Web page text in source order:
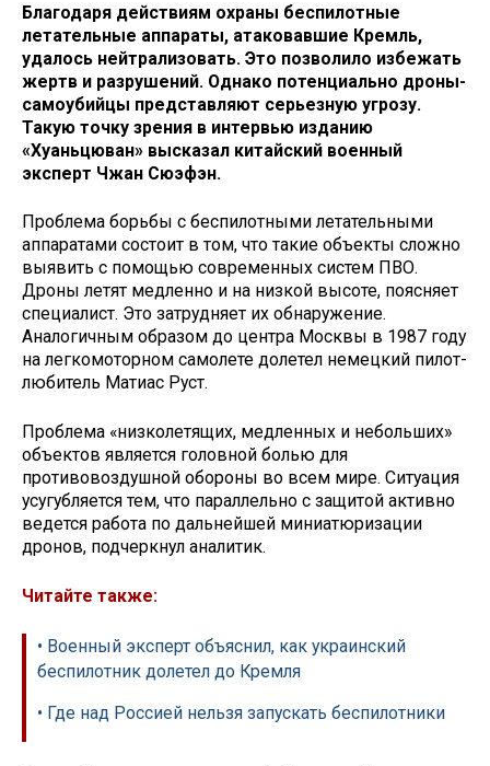
Благодаря действиям охраны беспилотные
летательные аппараты, атаковавшие Кремль,
удалось нейтрализовать. Это позволило избежать
жертв и разрушений. Однако потенциально дроны-
самоубийцы представляют серьезную угрозу.
Такую точку зрения в интервью изданию
«Хуаньцюван» высказал китайский военный
эксперт Чжан Сюэфэн.
Проблема борьбы с беспилотными летательными
аппаратами состоит в том, что такие объекты сложно
выявить с помощью современных систем ПВО.
Дроны летят медленно и на низкой высоте, поясняет
специалист. Это затрудняет их обнаружение.
Аналогичным образом до центра Москвы в 1987 году
на легкомоторном самолете долетел немецкий пилот-
любитель Матиас Руст.
Проблема «низколетящих, медленных и небольших»
объектов является головной болью для
противовоздушной обороны во всем мире. Ситуация
усугубляется тем, что параллельно с защитой активно
ведется работа по дальнейшей миниатюризации
дронов, подчеркнул аналитик.
Читайте также:
• Военный эксперт объяснил, как украинский
беспилотник долетел до Кремля
• Где над Россией нельзя запускать беспилотники